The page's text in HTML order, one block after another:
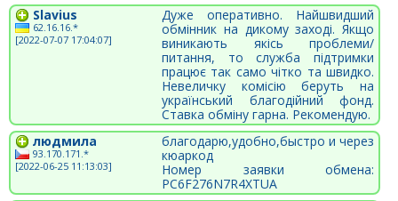
Slavius
62.16.16.*
[2022-07-07 17:04:07]
Дуже оперативно. Найшвидший
обмінник на дикому заході. Якщо
виникають якісь проблеми/
питання, то служба підтримки
працює так само чітко та швидко.
Невеличку комісію беруть на
український благодійний фонд.
Ставка обміну гарна. Рекомендую.
людмила
93.170.171.*
[2022-06-25 11:13:03]
благодарю,удобно,быстро и через
кюаркод
Номер заявки обмена:
PC6F276N7R4XTUA